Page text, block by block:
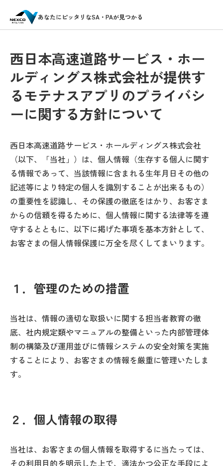
あなたにピッタリなSA・PAが見つかる
西日本高速道路サービス・ホー
ルディングス株式会社が提供す
るモテナスアプリのプライバシ
ーに関する方針について
西日本高速道路サービス・ホールディングス株式会社
（以下、「当社」）は、個人情報（生存する個人に関す
る情報であって、当該情報に含まれる生年月日その他の
記述等により特定の個人を識別することが出来るもの）
の重要性を認識し、その保護の徹底をはかり、お客さま
からの信頼を得るために、個人情報に関する法律等を遵
守するとともに、以下に掲げた事項を基本方針として、
お客さまの個人情報保護に万全を尽くしてまいります。
１．管理のための措置
当社は、情報の適切な取扱いに関する担当者教育の徹
底、社内規定類やマニュアルの整備といった内部管理体
制の構築及び運用並びに情報システムの安全対策を実施
することにより、お客さまの情報を厳重に管理いたしま
す。
２．個人情報の取得
当社は、お客さまの個人情報を取得するに当たっては、
その利用目的を明示した上で、適法かつ公正な手段によ